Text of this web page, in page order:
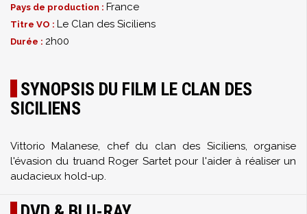
Pays de production : France
Titre VO : Le Clan des Siciliens
Durée : 2h00
SYNOPSIS DU FILM LE CLAN DES
SICILIENS
Vittorio Malanese, chef du clan des Siciliens, organise
l'évasion du truand Roger Sartet pour l'aider à réaliser un
audacieux hold-up.